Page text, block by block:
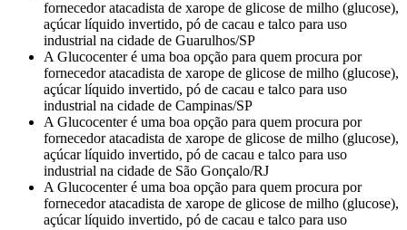
fornecedor atacadista de xarope de glicose de milho (glucose),
açúcar líquido invertido, pó de cacau e talco para uso
industrial na cidade de Guarulhos/SP
A Glucocenter é uma boa opção para quem procura por
fornecedor atacadista de xarope de glicose de milho (glucose),
açúcar líquido invertido, pó de cacau e talco para uso
industrial na cidade de Campinas/SP
A Glucocenter é uma boa opção para quem procura por
fornecedor atacadista de xarope de glicose de milho (glucose),
açúcar líquido invertido, pó de cacau e talco para uso
industrial na cidade de São Gonçalo/RJ
A Glucocenter é uma boa opção para quem procura por
fornecedor atacadista de xarope de glicose de milho (glucose),
açúcar líquido invertido, pó de cacau e talco para uso